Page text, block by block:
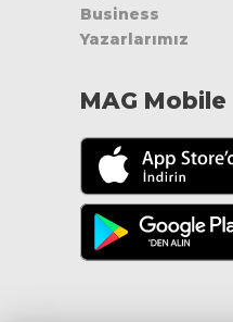
Business
Yazarlarımız
MAG Mobile